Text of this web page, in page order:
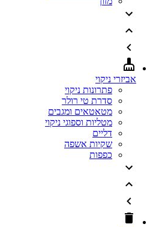
אביזרי ניקוי
פתרונות ניקוי
סדרת טי רולר
מטאטאים ומגבים
מטליות וספוגי ניקוי
דליים
שקיות אשפה
כפפות